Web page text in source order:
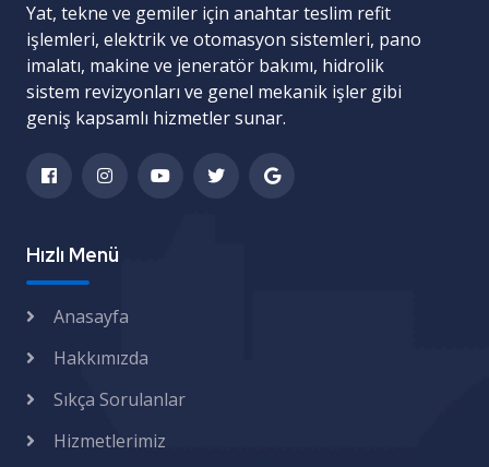
Yat, tekne ve gemiler için anahtar teslim refit
işlemleri, elektrik ve otomasyon sistemleri, pano
imalatı, makine ve jeneratör bakımı, hidrolik
sistem revizyonları ve genel mekanik işler gibi
geniş kapsamlı hizmetler sunar.
Hızlı Menü
Anasayfa
Hakkımızda
Sıkça Sorulanlar
Hizmetlerimiz